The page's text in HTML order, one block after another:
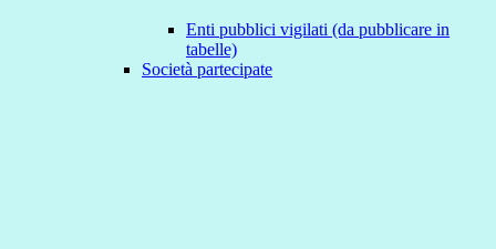
Enti pubblici vigilati (da pubblicare in
tabelle)
Società partecipate